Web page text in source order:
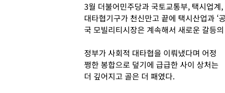
3월 더불어민주당과 국토교통부, 택시업
대타협기구가 천신만고 끝에 택시산업과 ‘
국 모빌리티시장은 계속해서 새로운 갈등
정부가 사회적 대타협을 이뤄냈다며 어정
쩡한 봉합으로 덮기에 급급한 사이 상처는
더 깊어지고 골은 더 패였다.